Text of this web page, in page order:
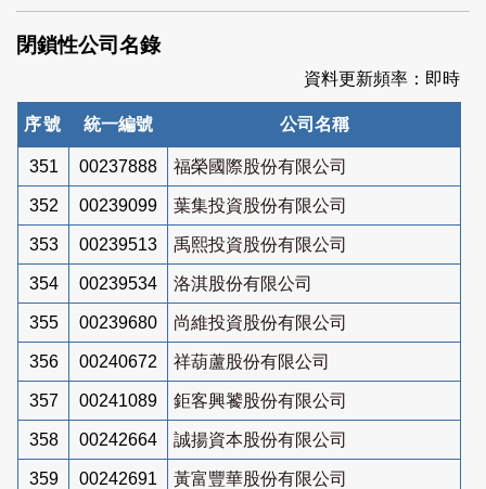
索
閉鎖性公司名錄
資料更新頻率：即時
序號 統一編號 公司名稱
351 00237888 福榮國際股份有限公司
352 00239099 葉集投資股份有限公司
353 00239513 禹熙投資股份有限公司
354 00239534 洛淇股份有限公司
355 00239680 尚維投資股份有限公司
356 00240672 祥葫蘆股份有限公司
357 00241089 鉅客興饕股份有限公司
358 00242664 誠揚資本股份有限公司
359 00242691 黃富豐華股份有限公司